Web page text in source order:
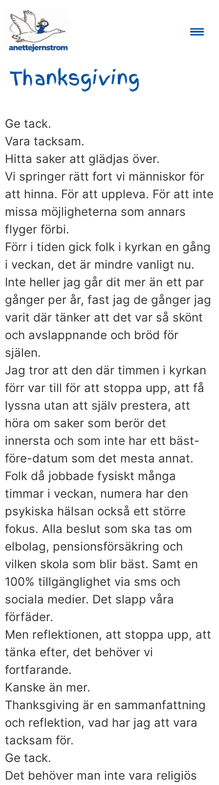
Thanksgiving
Ge tack.
Vara tacksam.
Hitta saker att glädjas över.
Vi springer rätt fort vi människor för
att hinna. För att uppleva. För att inte
missa möjligheterna som annars
flyger förbi.
Förr i tiden gick folk i kyrkan en gång
i veckan, det är mindre vanligt nu.
Inte heller jag går dit mer än ett par
gånger per år, fast jag de gånger jag
varit där tänker att det var så skönt
och avslappnande och bröd för
själen.
Jag tror att den där timmen i kyrkan
förr var till för att stoppa upp, att få
lyssna utan att själv prestera, att
höra om saker som berör det
innersta och som inte har ett bäst-
före-datum som det mesta annat.
Folk då jobbade fysiskt många
timmar i veckan, numera har den
psykiska hälsan också ett större
fokus. Alla beslut som ska tas om
elbolag, pensionsförsäkring och
vilken skola som blir bäst. Samt en
100% tillgänglighet via sms och
sociala medier. Det slapp våra
förfäder.
Men reflektionen, att stoppa upp, att
tänka efter, det behöver vi
fortfarande.
Kanske än mer.
Thanksgiving är en sammanfattning
och reflektion, vad har jag att vara
tacksam för.
Ge tack.
Det behöver man inte vara religiös